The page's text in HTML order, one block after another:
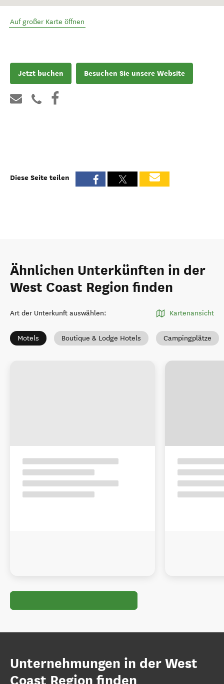
Auf großer Karte öffnen
Jetzt buchen Besuchen Sie unsere Website
Diese Seite teilen
Ähnlichen Unterkünften in der
West Coast Region finden
Art der Unterkunft auswählen: Kartenansicht
Motels Boutique & Lodge Hotels Campingplätze
Unternehmungen in der West
Coast Region finden